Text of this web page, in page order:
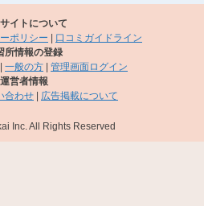
イトについて
ポリシー
口コミガイドライン
所情報の登録
一般の方
管理画面ログイン
運営者情報
合わせ 広告掲載について
Inc. All Rights Reserved